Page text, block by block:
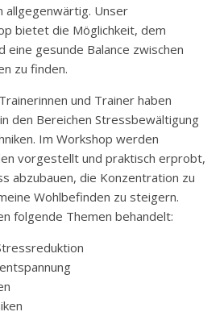
allgegenwärtig. Unser
bietet die Möglichkeit, dem
eine gesunde Balance zwischen
zu finden.
und Trainer haben
den Bereichen Stressbewältigung
Im Workshop werden
vorgestellt und praktisch erprobt,
abzubauen, die Konzentration zu
Wohlbefinden zu steigern.
folgende Themen behandelt: